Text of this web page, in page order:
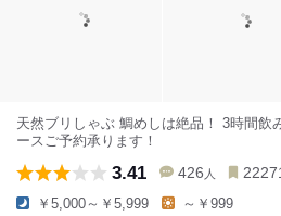
天然ブリしゃぶ 鯛めしは絶品！ 3時間飲
ースご予約承ります！
3.41 426 人
￥5,000～￥5,999 ～￥999